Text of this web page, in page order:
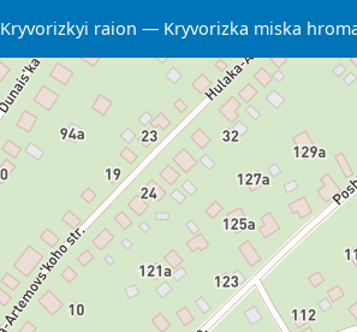
Kryvorizkyi raion Kryvorizka miska